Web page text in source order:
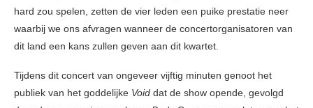
hard zou spelen, zetten de vier leden een puike prestatie neer
waarbij we ons afvragen wanneer de concertorganisatoren van
dit land een kans zullen geven aan dit kwartet.
Tijdens dit concert van ongeveer vijftig minuten genoot het
publiek van het goddelijke Void dat de show opende, gevolgd